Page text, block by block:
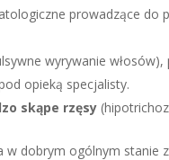
prowadzące do
wyrywanie
opieką specjalisty.
skąpe rzęsy
w dobrym ogólnym stanie